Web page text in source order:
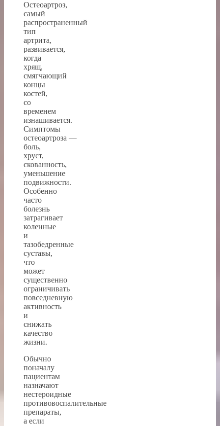
Остеоартроз,
самый
распространенный
тип
артрита,
развивается,
когда
хрящ,
смягчающий
концы
костей,
со
временем
изнашивается.
Симптомы
остеоартроза —
боль,
хруст,
скованность,
уменьшение
подвижности.
Особенно
часто
болезнь
затрагивает
коленные
и
тазобедренные
суставы,
что
может
существенно
ограничивать
повседневную
активность
и
снижать
качество
жизни.
Обычно
поначалу
пациентам
назначают
нестероидные
противовоспалительные
препараты,
а если